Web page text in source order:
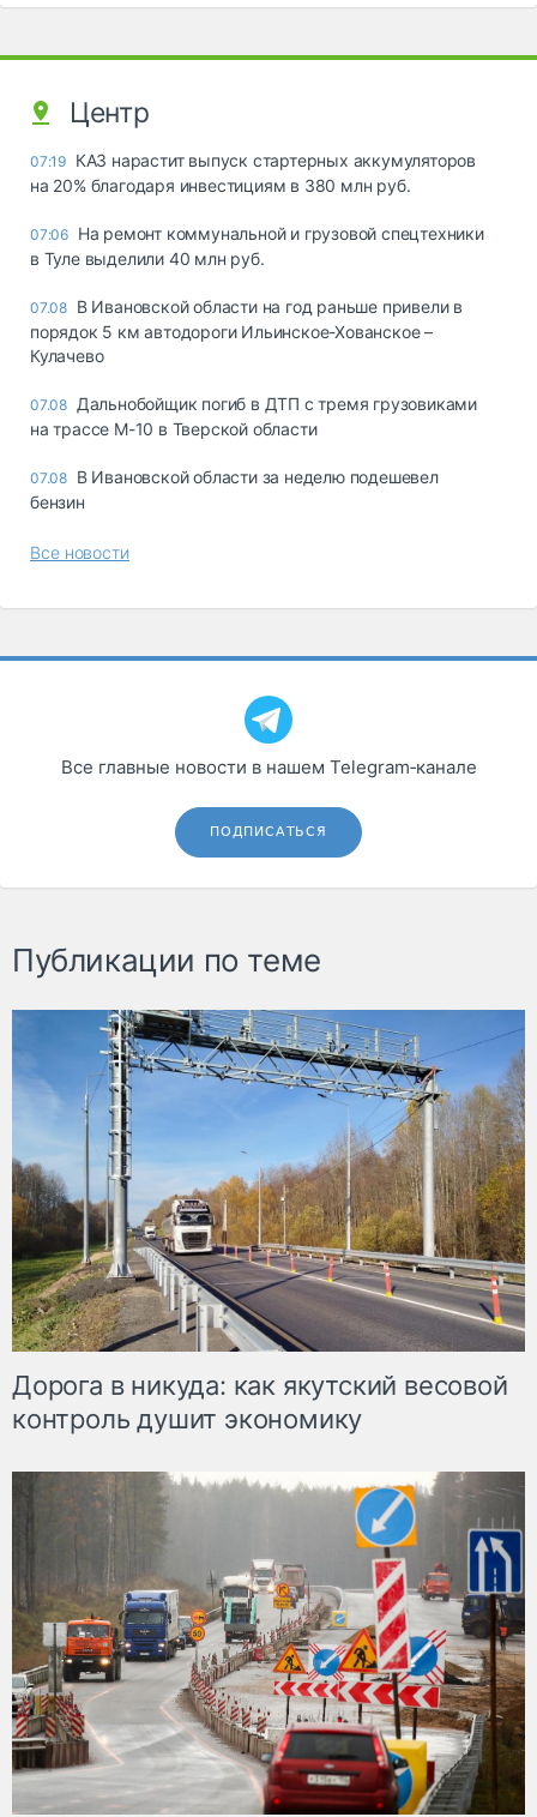
Центр
07:19 КАЗ нарастит выпуск стартерных аккумуляторов
на 20% благодаря инвестициям в 380 млн руб.
07:06 На ремонт коммунальной и грузовой спецтехники
в Туле выделили 40 млн руб.
07.08 В Ивановской области на год раньше привели в
порядок 5 км автодороги Ильинское-Хованское –
Кулачево
07.08 Дальнобойщик погиб в ДТП с тремя грузовиками
на трассе М-10 в Тверской области
07.08 В Ивановской области за неделю подешевел
бензин
Все новости
Все главные новости в нашем Telegram‑канале
ПОДПИСАТЬСЯ
Публикации по теме
Дорога в никуда: как якутский весовой
контроль душит экономику